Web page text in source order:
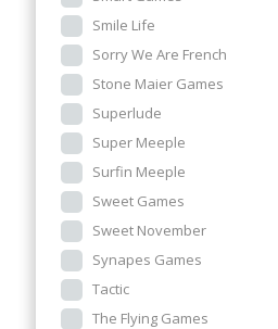
Smile Life
Sorry We Are French
Stone Maier Games
Superlude
Super Meeple
Surfin Meeple
Sweet Games
Sweet November
Synapes Games
Tactic
The Flying Games